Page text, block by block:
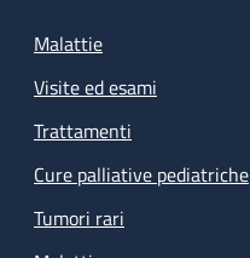
Malattie
Visite ed esami
Trattamenti
Cure palliative pediatriche
Tumori rari